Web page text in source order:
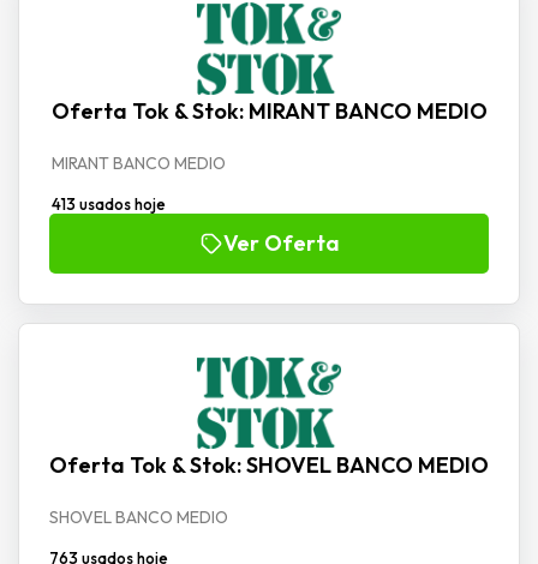
Oferta Tok & Stok: MIRANT BANCO MEDIO
MIRANT BANCO MEDIO
413 usados hoje
Ver Oferta
Oferta Tok & Stok: SHOVEL BANCO MEDIO
SHOVEL BANCO MEDIO
763 usados hoje